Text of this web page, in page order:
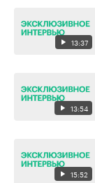
13:37
13:54
15:52